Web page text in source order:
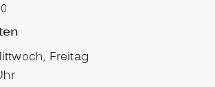
Freitag